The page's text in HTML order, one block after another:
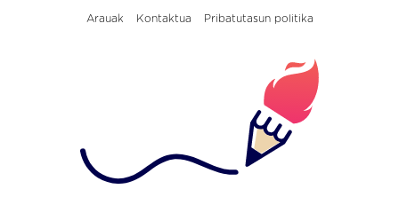
Arauak Kontaktua Pribatutasun politika